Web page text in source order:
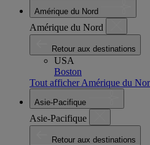
Amérique du Nord
Amérique du Nord
Retour aux destinations
USA
Boston
Tout afficher Amérique du
Asie-Pacifique
Asie-Pacifique
Retour aux destinations